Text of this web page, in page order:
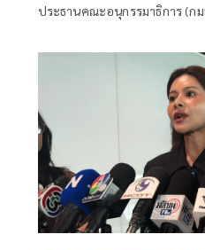
ประธานคณะอนุกรรมาธิการ (ก
ติดตามการบริหารงบประมาณ
คืบหน้า "การศึกษาการปฏิรูปก
อนุกรรมาธิการชุดนี้ประกอบด้ว